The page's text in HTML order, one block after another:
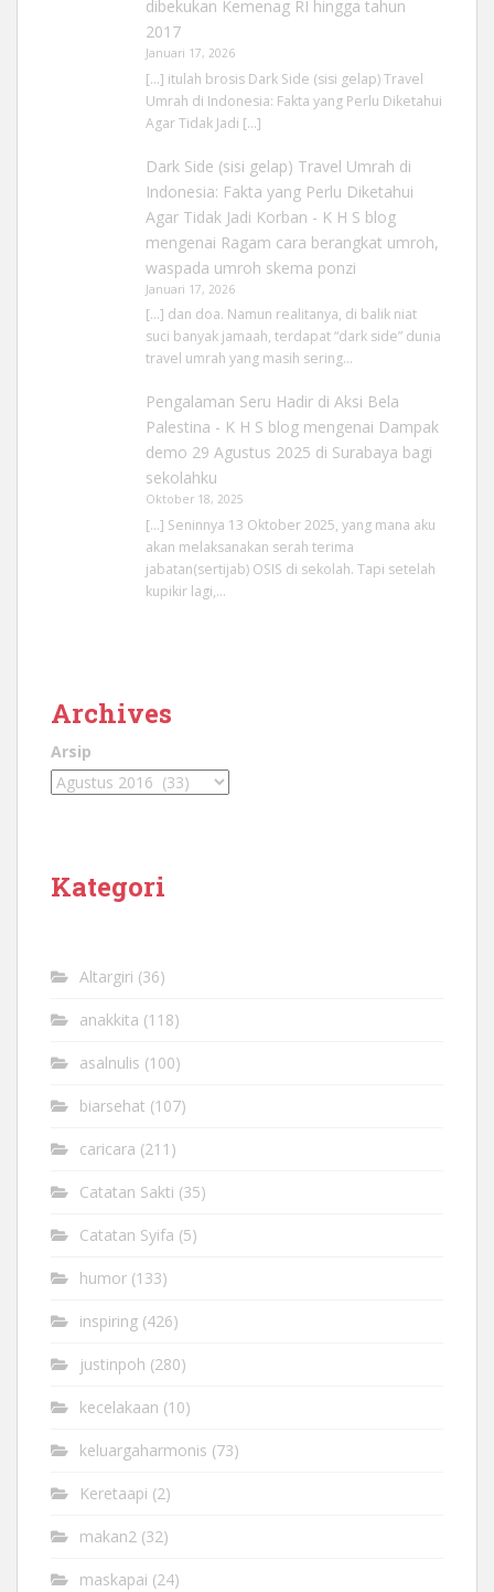
dibekukan Kemenag RI hingga tahun
2017
Januari 17, 2026
[…] itulah brosis Dark Side (sisi gelap) Travel
Umrah di Indonesia: Fakta yang Perlu Diketahui
Agar Tidak Jadi […]
Dark Side (sisi gelap) Travel Umrah di
Indonesia: Fakta yang Perlu Diketahui
Agar Tidak Jadi Korban - K H S blog
mengenai Ragam cara berangkat umroh,
waspada umroh skema ponzi
Januari 17, 2026
[…] dan doa. Namun realitanya, di balik niat
suci banyak jamaah, terdapat “dark side” dunia
travel umrah yang masih sering…
Pengalaman Seru Hadir di Aksi Bela
Palestina - K H S blogmengenai Dampak
demo 29 Agustus 2025 di Surabaya bagi
sekolahku
Oktober 18, 2025
[…] Seninnya 13 Oktober 2025, yang mana aku
akan melaksanakan serah terima
jabatan(sertijab) OSIS di sekolah. Tapi setelah
kupikir lagi,…
Archives
Arsip
Kategori
Altargiri (36)
anakkita (118)
asalnulis (100)
biarsehat (107)
caricara (211)
Catatan Sakti (35)
Catatan Syifa (5)
humor (133)
inspiring (426)
justinpoh (280)
kecelakaan (10)
keluargaharmonis (73)
Keretaapi (2)
makan2 (32)
maskapai (24)